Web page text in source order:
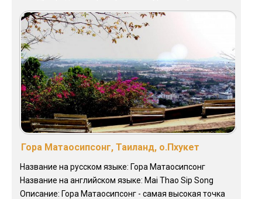
Гора Матаосипсонг, Таиланд, о.Пхукет
Название на русском языке: Гора Матаосипсонг
Название на английском языке: Mai Thao Sip Song
Описание: Гора Матаосипсонг - самая высокая точка